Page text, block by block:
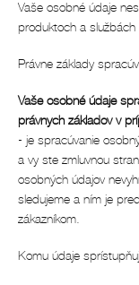
Vaše osobné údaje
produktoch a
Právne základy
Vaše osobné údaje
právnych základov v
- je spracúvanie
a vy ste zmluvnou
osobných údajov
sledujeme a ním je
zákazníkom.
Komu údaje